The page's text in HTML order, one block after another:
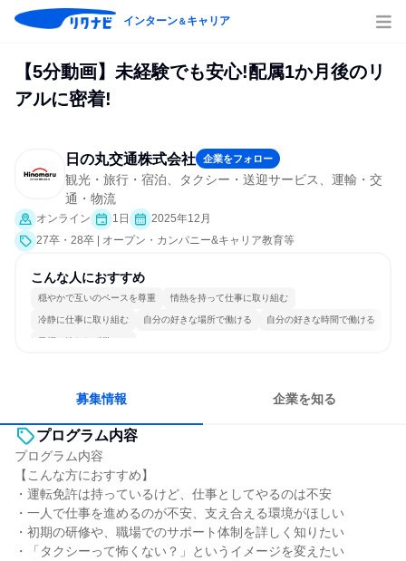
インターン＆キャリア
【5分動画】未経験でも安心!配属1か月後のリ
アルに密着!
日の丸交通株式会社 企業をフォロー
観光・旅行・宿泊、タクシー・送迎サービス、運輸・交
通・物流
オンライン 1日
2025年12月
27卒・28卒 | オープン・カンパニー&キャリア教育等
こんな人におすすめ
穏やかで互いのペースを尊重 情熱を持って仕事に取り組む
冷静に仕事に取り組む 自分の好きな場所で働ける 自分の好きな時間で働ける
目標に追われず働ける
募集情報 企業を知る
プログラム内容
プログラム内容
【こんな方におすすめ】
・運転免許は持っているけど、仕事としてやるのは不安
・一人で仕事を進めるのが不安、支え合える環境がほしい
・初期の研修や、職場でのサポート体制を詳しく知りたい
・「タクシーって怖くない？」というイメージを変えたい